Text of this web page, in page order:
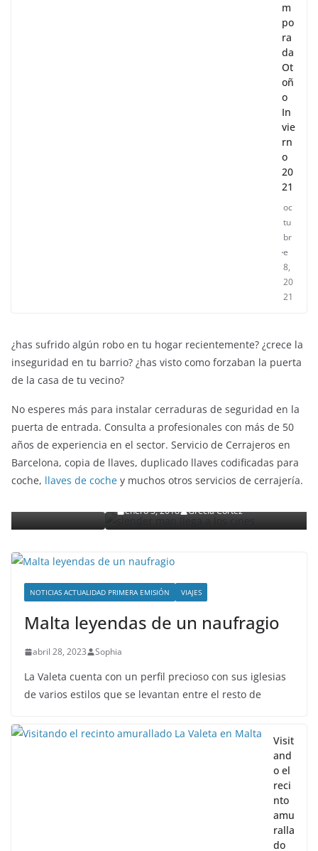
m
po
ra
da
Ot
oñ
o
In
vie
rn
o
20
21
oc
tu
br
e
8,
20
21
¿has sufrido algún robo en tu hogar recientemente? ¿crece la
inseguridad en tu barrio? ¿has visto como forzaban la puerta
de la casa de tu vecino?
No esperes más para instalar cerraduras de seguridad en la
puerta de entrada. Consulta a profesionales con más de 50
años de experiencia en el sector. Servicio de Cerrajeros en
Barcelona, copia de llaves, duplicado llaves codificadas para
coche, llaves de coche y muchos otros servicios de cerrajería.
ENTRETENIMIENTO Y CURIOSIDADES LIBROS CINE Y TV
Slender Man llega al cine y te mostramos todos
detalles
enero 3, 2018 Grecia Cortez
NOTICIAS ACTUALIDAD PRIMERA EMISIÓN VIAJES
Malta leyendas de un naufragio
abril 28, 2023 Sophia
La Valeta cuenta con un perfil precioso con sus iglesias
de varios estilos que se levantan entre el resto de
Visit
and
o el
reci
nto
amu
ralla
do